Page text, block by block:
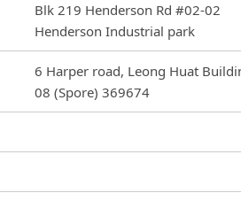
Blk 219 Henderson Rd #02-02
Henderson Industrial park
6 Harper road, Leong Huat
08 (Spore) 369674